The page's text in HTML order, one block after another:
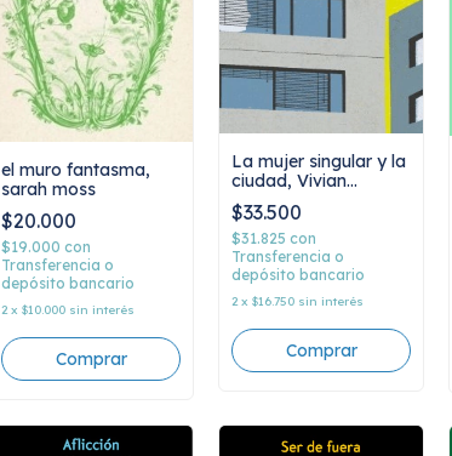
el muro fantasma,
sarah moss
$20.000
$19.000 con
Transferencia o
depósito bancario
2 x $10.000 sin interés
La mujer singular y la
ciudad, Vivian
Gornick
$33.500
$31.825 con
Transferencia o
depósito bancario
2 x $16.750 sin interés